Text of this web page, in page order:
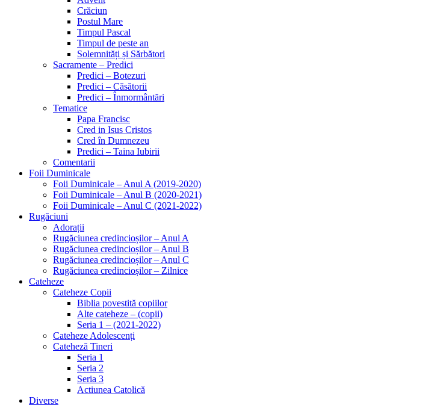
Crăciun
Postul Mare
Timpul Pascal
Timpul de peste an
Solemnități și Sărbători
Sacramente – Predici
Predici – Botezuri
Predici – Căsătorii
Predici – Înmormântări
Tematice
Papa Francisc
Cred in Isus Cristos
Cred în Dumnezeu
Predici – Taina Iubirii
Comentarii
Foii Duminicale
Foii Duminicale – Anul A (2019-2020)
Foii Duminicale – Anul B (2020-2021)
Foii Duminicale – Anul C (2021-2022)
Rugăciuni
Adorații
Rugăciunea credincioșilor – Anul A
Rugăciunea credincioșilor – Anul B
Rugăciunea credincioșilor – Anul C
Rugăciunea credincioșilor – Zilnice
Cateheze
Cateheze Copii
Biblia povestită copiilor
Alte cateheze – (copii)
Seria 1 – (2021-2022)
Cateheze Adolescenți
Cateheză Tineri
Seria 1
Seria 2
Seria 3
Actiunea Catolică
Diverse